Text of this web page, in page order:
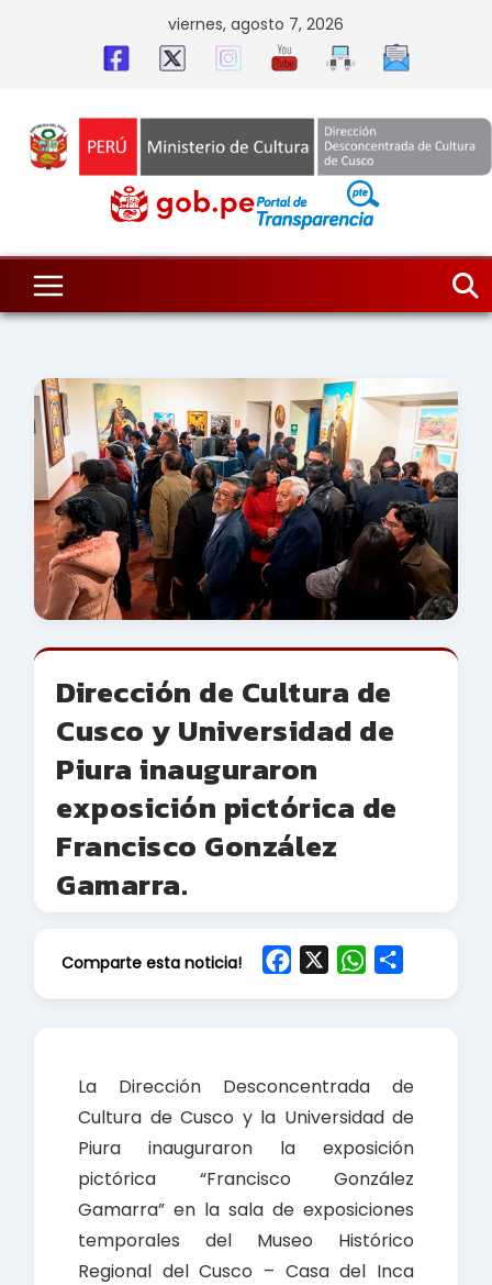
viernes, agosto 7, 2026
Dirección de Cultura de
Cusco y Universidad de
Piura inauguraron
exposición pictórica de
Francisco González
Gamarra.
Comparte esta noticia!
o
k
W
p
p
La Dirección Desconcentrada de
Cultura de Cusco y la Universidad de
Piura inauguraron la exposición
pictórica “Francisco González
Gamarra” en la sala de exposiciones
temporales del Museo Histórico
Regional del Cusco – Casa del Inca